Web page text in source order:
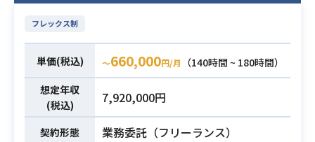
必須スキル
が出来る方
フレックス制
単価(税込) 〜660,000円/月
（140時間 ~ 180時間）
想定年収
(税込)
7,920,000円
契約形態 業務委託（フリーランス）